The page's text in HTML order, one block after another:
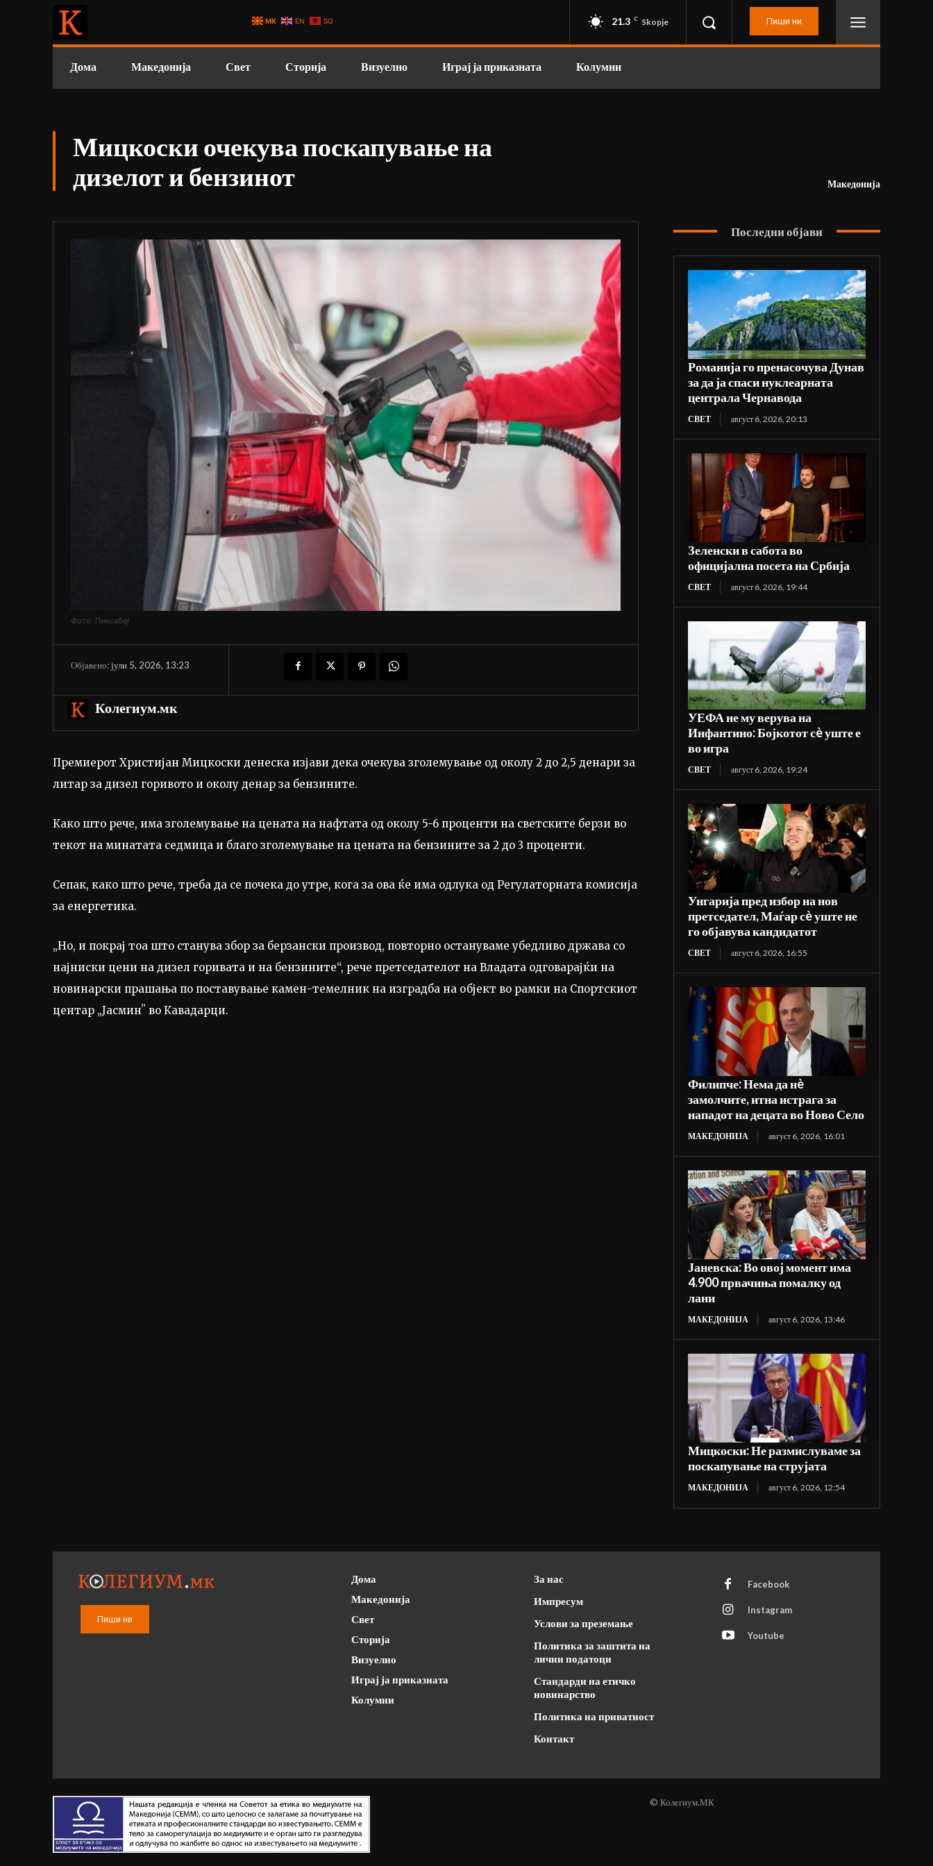
21.3 C Skopje Пиши ни
Дома Македонија Свет Сторија Визуелно Играј ја приказната Колумни
Мицкоски очекува поскапување на
дизелот и бензинот
Македонија
Фото: Пиксабеј
Објавено:јули 5, 2026, 13:23
Колегиум.мк
Премиерот Христијан Мицкоски денеска изјави дека очекува зголемување од околу 2 до 2,5 денари за
литар за дизел горивото и околу денар за бензините.
Како што рече, има зголемување на цената на нафтата од околу 5-6 проценти на светските берзи во
текот на минатата седмица и благо зголемување на цената на бензините за 2 до 3 проценти.
Сепак, како што рече, треба да се почека до утре, кога за ова ќе има одлука од Регулаторната комисија
за енергетика.
„Но, и покрај тоа што станува збор за берзански производ, повторно остануваме убедливо држава со
најниски цени на дизел горивата и на бензините“, рече претседателот на Владата одговарајќи на
новинарски прашања по поставување камен-темелник на изградба на објект во рамки на Спортскиот
центар „Јасминʼʼ во Кавадарци.
Последни објави
Романија го пренасочува Дунав
за да ја спаси нуклеарната
централа Чернавода
СВЕТ август 6, 2026, 20:13
Зеленски в сабота во
официјална посета на Србија
СВЕТ август 6, 2026, 19:44
УЕФА не му верува на
Инфантино: Бојкотот сè уште е
во игра
СВЕТ август 6, 2026, 19:24
Унгарија пред избор на нов
претседател, Маѓар сè уште не
го објавува кандидатот
СВЕТ август 6, 2026, 16:55
Филипче: Нема да нè
замолчите, итна истрага за
нападот на децата во Ново Село
МАКЕДОНИЈА август 6, 2026, 16:01
Јаневска: Во овој момент има
4.900 првачиња помалку од
лани
МАКЕДОНИЈА август 6, 2026, 13:46
Мицкоски: Не размислуваме за
поскапување на струјата
МАКЕДОНИЈА август 6, 2026, 12:54
Пиши ни
Дома
Македонија
Свет
Сторија
Визуелно
Играј ја приказната
Колумни
За нас
Импресум
Услови за преземање
Политика за заштита на
лични податоци
Стандарди на етичко
новинарство
Политика на приватност
Контакт
Facebook
Instagram
Youtube
© Колегиум.МК
MK EN SQ